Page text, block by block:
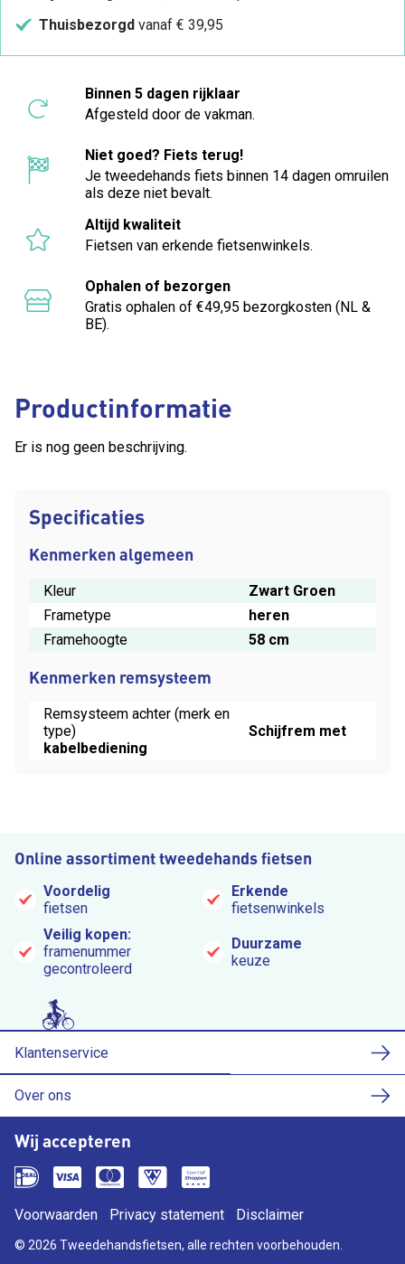
Productinformatie
Er is nog geen beschrijving.
Specificaties
Kenmerken algemeen
Kleur
Zwart Groen
Frametype
heren
Framehoogte
58 cm
Kenmerken remsysteem
Remsysteem achter (merk en
type)
Schijfrem met
kabelbediening
Thuisbezorgd vanaf € 39,95
Binnen 5 dagen rijklaar
Afgesteld door de vakman.
Niet goed? Fiets terug!
Je tweedehands fiets binnen 14 dagen omruilen
als deze niet bevalt.
Altijd kwaliteit
Fietsen van erkende fietsenwinkels.
Ophalen of bezorgen
Gratis ophalen of €49,95 bezorgkosten (NL &
BE).
Online assortiment tweedehands fietsen
Voordelig
fietsen
Erkende
fietsenwinkels
Veilig kopen:
framenummer
gecontroleerd
Duurzame
keuze
Klantenservice
Over ons
Wij accepteren
Voorwaarden Privacy statement Disclaimer
© 2026 Tweedehandsfietsen, alle rechten voorbehouden.